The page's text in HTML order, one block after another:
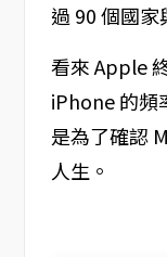
過 90 個國家
看來 Apple
iPhone 的頻
是為了確認
人生。